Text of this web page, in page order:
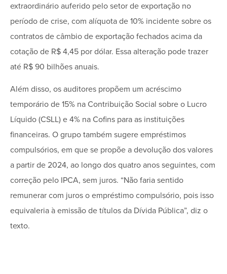
extraordinário auferido pelo setor de exportação no
período de crise, com alíquota de 10% incidente sobre os
contratos de câmbio de exportação fechados acima da
cotação de R$ 4,45 por dólar. Essa alteração pode trazer
até R$ 90 bilhões anuais.
Além disso, os auditores propõem um acréscimo
temporário de 15% na Contribuição Social sobre o Lucro
Líquido (CSLL) e 4% na Cofins para as instituições
financeiras. O grupo também sugere empréstimos
compulsórios, em que se propõe a devolução dos valores
a partir de 2024, ao longo dos quatro anos seguintes, com
correção pelo IPCA, sem juros. “Não faria sentido
remunerar com juros o empréstimo compulsório, pois isso
equivaleria à emissão de títulos da Dívida Pública”, diz o
texto.